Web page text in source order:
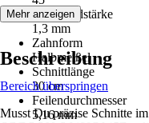
Treibgliedstärke
1,3 mm
Zahnform
Halbmeißel
Schnittlänge
30 cm
Feilendurchmesser
5,16 mm
Mehr anzeigen
Beschreibung
Bereich überspringen
Musst Du präzise Schnitte